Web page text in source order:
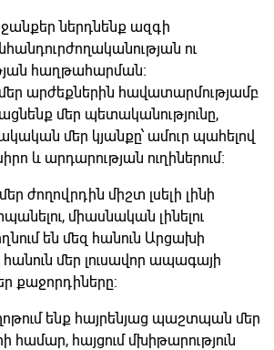
ներդնենք ազգի
ու
հաղթահարման։
արժեքներին հավատարմությամբ
մեր պետականությունը,
մեր կյանքը՝ ամուր պահելով
և արդարության ուղիներում։
ժողովրդին միշտ լսելի լինի
միասնական լինելու
են մեզ հանուն Արցախի
մեր լուսավոր ապագայի
քաջորդիները:
ենք հայրենյաց պաշտպան մեր
համար, հայցում մխիթարություն